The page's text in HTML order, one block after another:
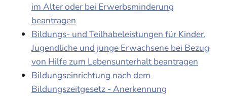
im Alter oder bei Erwerbsminderung
beantragen
Bildungs- und Teilhabeleistungen für Kinder,
Jugendliche und junge Erwachsene bei Bezug
von Hilfe zum Lebensunterhalt beantragen
Bildungseinrichtung nach dem
Bildungszeitgesetz - Anerkennung